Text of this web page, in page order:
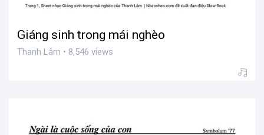
Giáng sinh trong mái nghèo
Thanh Lâm • 8,546 views